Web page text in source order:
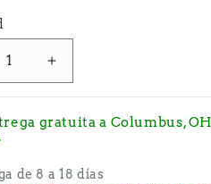
Aumentar
cantidad
para
cortas
gratuita a Columbus,
de 8 a 18 días